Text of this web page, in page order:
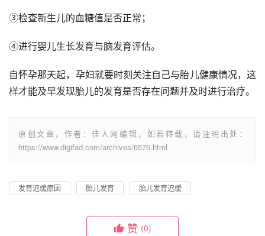
③检查新生儿的血糖值是否正常；
④进行婴儿生长发育与脑发育评估。
自怀孕那天起，孕妇就要时刻关注自己与胎儿健康情况，这
样才能及早发现胎儿的发育是否存在问题并及时进行治疗。
原创文章，作者：佳人网编辑，如若转载，请注明出处：
https://www.digifad.com/archives/6575.html
发育迟缓原因 胎儿发育 胎儿发育迟缓
赞 (0)